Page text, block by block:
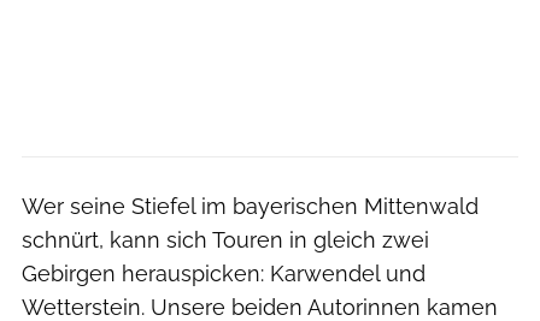
Wer seine Stiefel im bayerischen Mittenwald
schnürt, kann sich Touren in gleich zwei
Gebirgen herauspicken: Karwendel und
Wetterstein. Unsere beiden Autorinnen kamen